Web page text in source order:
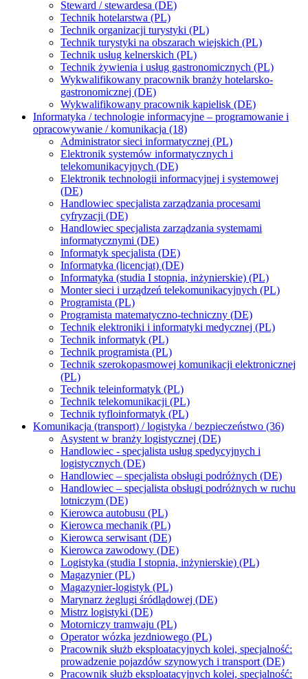
Steward / stewardesa (DE)
Technik hotelarstwa (PL)
Technik organizacji turystyki (PL)
Technik turystyki na obszarach wiejskich (PL)
Technik usług kelnerskich (PL)
Technik żywienia i usług gastronomicznych (PL)
Wykwalifikowany pracownik branży hotelarsko-
gastronomicznej (DE)
Wykwalifikowany pracownik kąpielisk (DE)
Informatyka / technologie informacyjne – programowanie i
opracowywanie / komunikacja (18)
Administrator sieci informatycznej (PL)
Elektronik systemów informatycznych i
telekomunikacyjnych (DE)
Elektronik technologii informacyjnej i systemowej
(DE)
Handlowiec specjalista zarządzania procesami
cyfryzacji (DE)
Handlowiec specjalista zarządzania systemami
informatycznymi (DE)
Informatyk specjalista (DE)
Informatyka (licencjat) (DE)
Informatyka (studia I stopnia, inżynierskie) (PL)
Monter sieci i urządzeń telekomunikacyjnych (PL)
Programista (PL)
Programista matematyczno-techniczny (DE)
Technik elektroniki i informatyki medycznej (PL)
Technik informatyk (PL)
Technik programista (PL)
Technik szerokopasmowej komunikacji elektronicznej
(PL)
Technik teleinformatyk (PL)
Technik telekomunikacji (PL)
Technik tyfloinformatyk (PL)
Komunikacja (transport) / logistyka / bezpieczeństwo (36)
Asystent w branży logistycznej (DE)
Handlowiec - specjalista usług spedycyjnych i
logistycznych (DE)
Handlowiec – specjalista obsługi podróżnych (DE)
Handlowiec – specjalista obsługi podróżnych w ruchu
lotniczym (DE)
Kierowca autobusu (PL)
Kierowca mechanik (PL)
Kierowca serwisant (DE)
Kierowca zawodowy (DE)
Logistyka (studia I stopnia, inżynierskie) (PL)
Magazynier (PL)
Magazynier-logistyk (PL)
Marynarz żeglugi śródlądowej (DE)
Mistrz logistyki (DE)
Motorniczy tramwaju (PL)
Operator wózka jezdniowego (PL)
Pracownik służb eksploatacyjnych kolei, specjalność:
prowadzenie pojazdów szynowych i transport (DE)
Pracownik służb eksploatacyjnych kolei, specjalność: